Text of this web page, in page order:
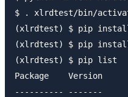
$ . xlrdtest/bin/
(xlrdtest) $ pip
(xlrdtest) $ pip
(xlrdtest) $ pip list
Package    Version
---------- -------